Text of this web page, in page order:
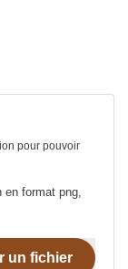
pour pouvoir
format png,
un fichier